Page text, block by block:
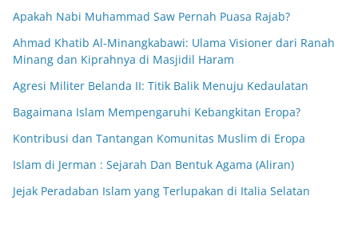
Apakah Nabi Muhammad Saw Pernah Puasa Rajab?
Ahmad Khatib Al-Minangkabawi: Ulama Visioner dari Ranah
Minang dan Kiprahnya di Masjidil Haram
Agresi Militer Belanda II: Titik Balik Menuju Kedaulatan
Bagaimana Islam Mempengaruhi Kebangkitan Eropa?
Kontribusi dan Tantangan Komunitas Muslim di Eropa
Islam di Jerman : Sejarah Dan Bentuk Agama (Aliran)
Jejak Peradaban Islam yang Terlupakan di Italia Selatan